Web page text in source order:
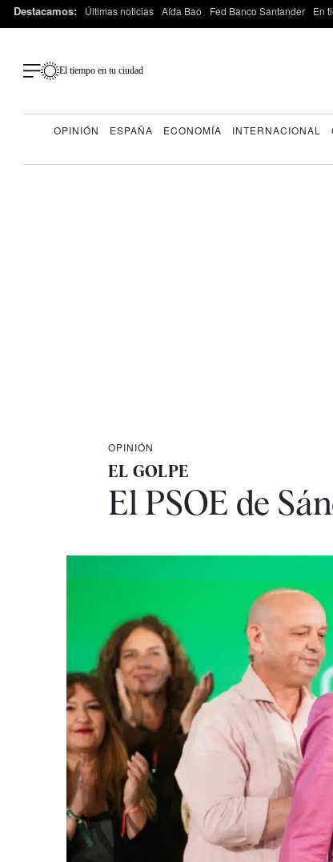
Destacamos: Últimas noticias Aída Bao Fed Banco Santander En
El tiempo en tu ciudad
OPINIÓN ESPAÑA ECONOMÍA INTERNACIONAL
OPINIÓN
EL GOLPE
El PSOE de